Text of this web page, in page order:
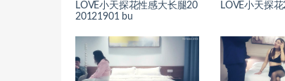
LOVE小天探花性感大长腿20
20121901 bu
LOVE小天探